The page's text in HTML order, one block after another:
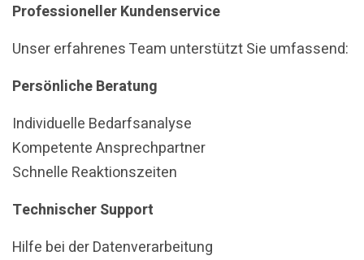
Professioneller Kundenservice
Unser erfahrenes Team unterstützt Sie umfassend:
Persönliche Beratung
Individuelle Bedarfsanalyse
Kompetente Ansprechpartner
Schnelle Reaktionszeiten
Technischer Support
Hilfe bei der Datenverarbeitung